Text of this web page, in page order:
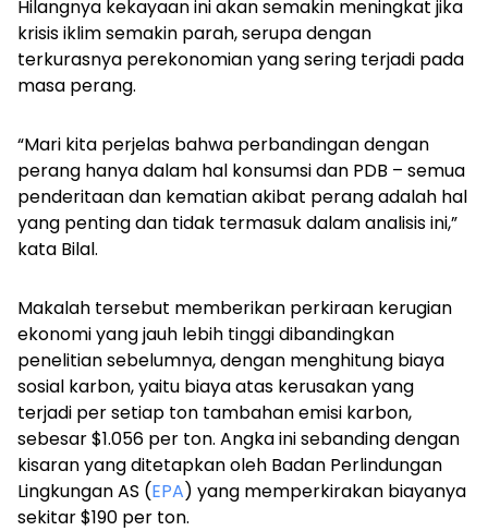
Hilangnya kekayaan ini akan semakin meningkat jika
krisis iklim semakin parah, serupa dengan
terkurasnya perekonomian yang sering terjadi pada
masa perang.
“Mari kita perjelas bahwa perbandingan dengan
perang hanya dalam hal konsumsi dan PDB – semua
penderitaan dan kematian akibat perang adalah hal
yang penting dan tidak termasuk dalam analisis ini,”
kata Bilal.
Makalah tersebut memberikan perkiraan kerugian
ekonomi yang jauh lebih tinggi dibandingkan
penelitian sebelumnya, dengan menghitung biaya
sosial karbon, yaitu biaya atas kerusakan yang
terjadi per setiap ton tambahan emisi karbon,
sebesar $1.056 per ton. Angka ini sebanding dengan
kisaran yang ditetapkan oleh Badan Perlindungan
Lingkungan AS (EPA) yang memperkirakan biayanya
sekitar $190 per ton.